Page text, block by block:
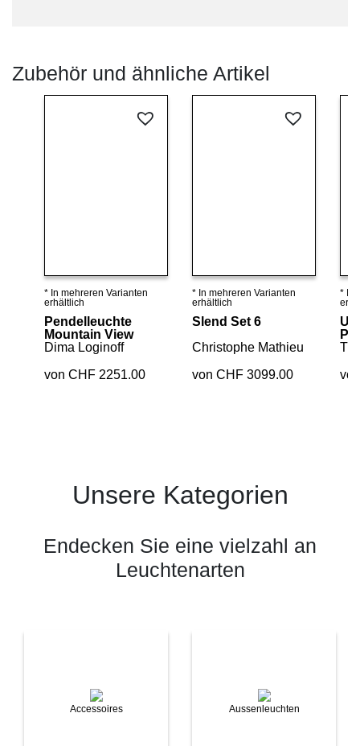
Zubehör und ähnliche Artikel
Details ansehen
* In mehreren Varianten
erhältlich
Pendelleuchte
Mountain View
Dima Loginoff
von CHF 2251.00
Details ansehen
* In mehreren Varianten
erhältlich
Slend Set 6
Christophe Mathieu
von CHF 3099.00
* In
U-
Unsere Kategorien
Endecken Sie eine vielzahl an
Leuchtenarten
Accessoires Aussenleuchten